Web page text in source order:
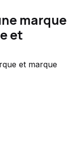
marque
et
et marque